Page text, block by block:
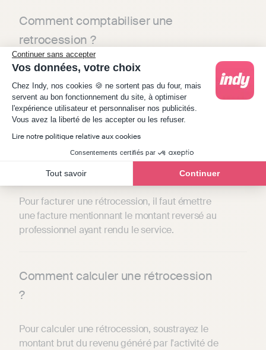
Continuer sans accepter
Vos données, votre choix
Plateforme de Gestion du Consentement :
Chez Indy, nos cookies 🍪 ne sortent pas du four, mais
servent au bon fonctionnement du site, à optimiser
l'expérience utilisateur et personnaliser nos publicités.
Vous avez la liberté de les accepter ou les refuser.
Lire notre politique relative aux cookies
Consentements certifiés par
Tout savoir Continuer
Axeptio consent
Comment comptabiliser une
retrocession ?
Pour comptabiliser une rétrocession, il faut
l'enregistrer en diminution des recettes dans le
compte prévu à cet effet (compte 709610).
Comment facturer une rétrocession
Pour facturer une rétrocession, il faut émettre
une facture mentionnant le montant reversé au
professionnel ayant rendu le service.
Comment calculer une rétrocession
?
Pour calculer une rétrocession, soustrayez le
montant brut du revenu généré par l'activité de